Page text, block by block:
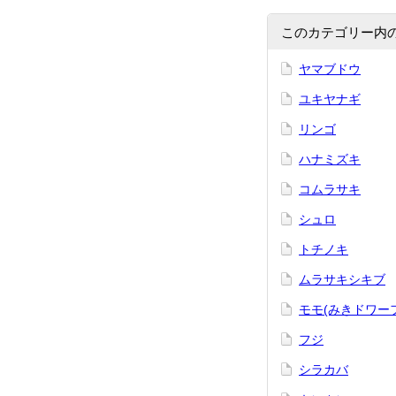
このカテゴリー内
ヤマブドウ
ユキヤナギ
リンゴ
ハナミズキ
コムラサキ
シュロ
トチノキ
ムラサキシキブ
モモ(みきドワー
フジ
シラカバ